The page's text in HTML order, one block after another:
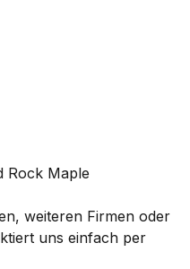
Rock Maple
weiteren Firmen oder
uns einfach per